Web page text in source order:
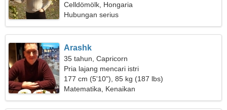
Celldömölk, Hongaria
Hubungan serius
Arashk
35 tahun, Capricorn
Pria lajang mencari istri
177 cm (5'10"), 85 kg (187 lbs)
Matematika, Kenaikan